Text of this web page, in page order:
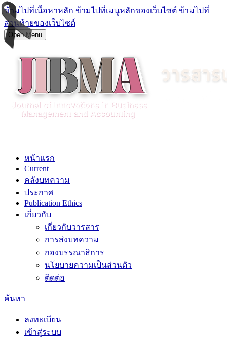
ข้ามไปที่เนื้อหาหลัก ข้ามไปที่เมนูหลักของเว็บไซต์ ข้ามไปที่
ส่วนท้ายของเว็บไซต์
Open Menu
หน้าแรก
Current
คลังบทความ
ประกาศ
Publication Ethics
เกี่ยวกับ
เกี่ยวกับวารสาร
การส่งบทความ
กองบรรณาธิการ
นโยบายความเป็นส่วนตัว
ติดต่อ
ค้นหา
ลงทะเบียน
เข้าสู่ระบบ